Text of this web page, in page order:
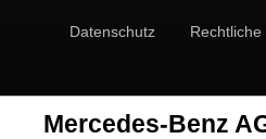
Datenschutz Rechtliche
Mercedes-Benz